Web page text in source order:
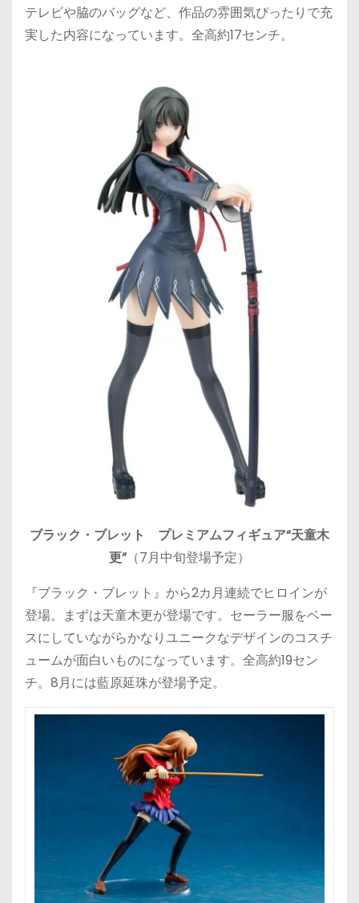
テレビや脇のバッグなど、作品の雰囲気ぴったりで充
実した内容になっています。全高約17センチ。
ブラック・ブレット プレミアムフィギュア“天童木
更”（7月中旬登場予定）
『ブラック・ブレット』から2カ月連続でヒロインが
登場。まずは天童木更が登場です。セーラー服をベー
スにしていながらかなりユニークなデザインのコスチ
ュームが面白いものになっています。全高約19セン
チ。8月には藍原延珠が登場予定。